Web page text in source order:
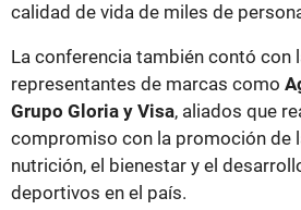
calidad de vida de miles de
La conferencia también contó con
representantes de marcas como
Grupo Gloria y Visa, aliados que
compromiso con la promoción de
nutrición, el bienestar y el
deportivos en el país.